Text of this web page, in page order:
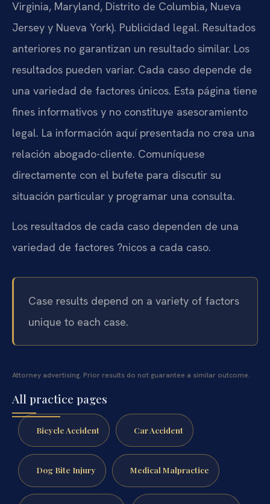
Virginia, Maryland, Distrito de Columbia, Nueva
Jersey y Nueva York). Publicidad legal. Resultados
anteriores no garantizan un resultado similar. Los
resultados pueden variar. Cada caso depende de
una variedad de factores únicos. Esta página tiene
fines informativos y no constituye asesoramiento
legal. La información aquí presentada no crea una
relación abogado-cliente. Comuníquese
directamente con el bufete para discutir su
situación particular y programar una consulta.
Los resultados de cada caso dependen de una
variedad de factores ?nicos a cada caso.
Case results depend on a variety of factors
unique to each case.
Attorney advertising. Prior results do not guarantee a similar outcome.
All practice pages
Bicycle Accident Car Accident
Dog Bite Injury Medical Malpractice